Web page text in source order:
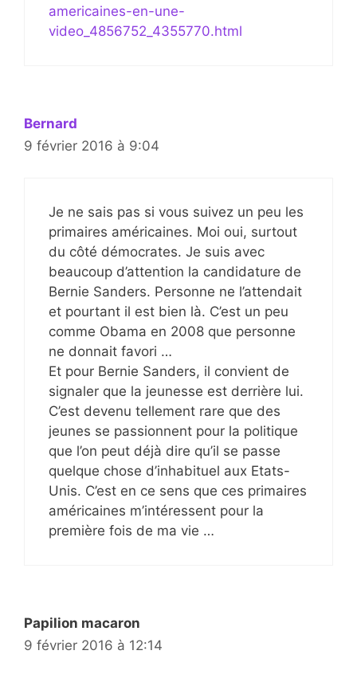
americaines-en-une-
video_4856752_4355770.html
Bernard
9 février 2016 à 9:04
Je ne sais pas si vous suivez un peu les
primaires américaines. Moi oui, surtout
du côté démocrates. Je suis avec
beaucoup d’attention la candidature de
Bernie Sanders. Personne ne l’attendait
et pourtant il est bien là. C’est un peu
comme Obama en 2008 que personne
ne donnait favori …
Et pour Bernie Sanders, il convient de
signaler que la jeunesse est derrière lui.
C’est devenu tellement rare que des
jeunes se passionnent pour la politique
que l’on peut déjà dire qu’il se passe
quelque chose d’inhabituel aux Etats-
Unis. C’est en ce sens que ces primaires
américaines m’intéressent pour la
première fois de ma vie …
Papilion macaron
9 février 2016 à 12:14